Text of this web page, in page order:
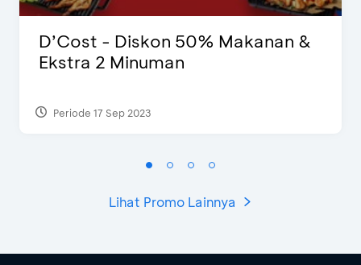
D’Cost - Diskon 50% Makanan &
Ekstra 2 Minuman
Periode 17 Sep 2023
Lihat Promo Lainnya